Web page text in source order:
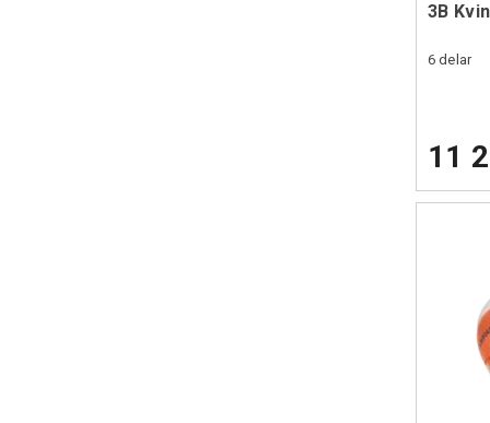
3B
6 delar
11